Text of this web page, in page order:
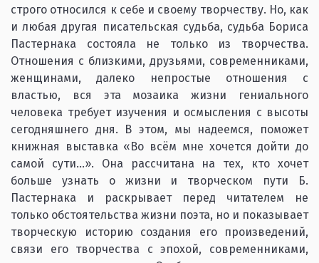
строго относился к себе и своему творчеству. Но, как
и любая другая писательская судьба, судьба Бориса
Пастернака состояла не только из творчества.
Отношения с близкими, друзьями, современниками,
женщинами, далеко непростые отношения с
властью, вся эта мозаика жизни гениального
человека требует изучения и осмысления с высоты
сегодняшнего дня. В этом, мы надеемся, поможет
книжная выставка «Во всём мне хочется дойти до
самой сути…». Она рассчитана на тех, кто хочет
больше узнать о жизни и творческом пути Б.
Пастернака и раскрывает перед читателем не
только обстоятельства жизни поэта, но и показывает
творческую историю создания его произведений,
связи его творчества с эпохой, современниками,